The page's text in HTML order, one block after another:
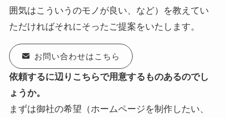
囲気はこういうのモノが良い、など）を教えてい
ただければそれにそったご提案をいたします。
お問い合わせはこちら
依頼するに辺りこちらで用意するものあるのでし
ょうか。
まずは御社の希望（ホームページを制作したい、